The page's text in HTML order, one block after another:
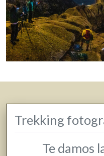
Trekking
Te damos